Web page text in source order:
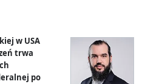
w USA
trwa
po